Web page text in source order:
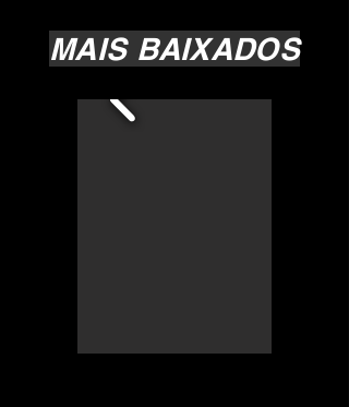
MAIS BAIXADOS